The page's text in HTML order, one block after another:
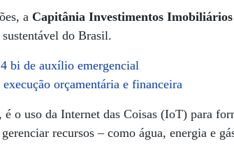
a Capitânia Investimentos Imobiliários
do Brasil.
bi de auxílio emergencial
orçamentária e financeira
o uso da Internet das Coisas (IoT) para
recursos – como água, energia e